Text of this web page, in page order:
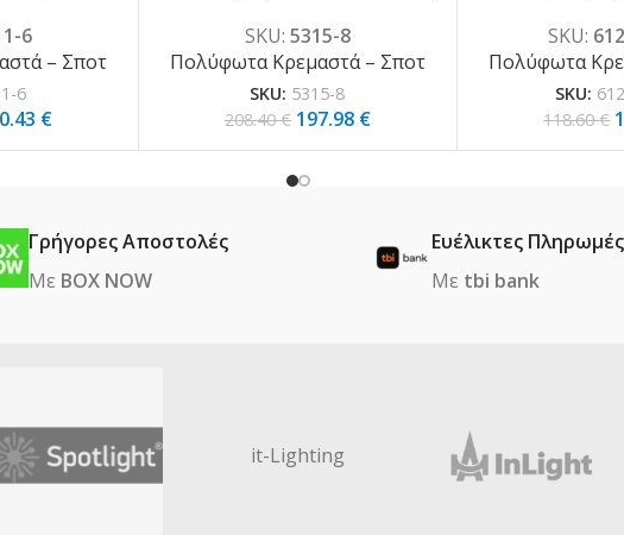
6
– Σποτ
6
€
8)
SKU: 5315-8
Πολύφωτα Κρεμαστά – Σποτ
SKU: 5315-8
208.40€ 197.98 €
SKU:
Πολύφωτα
SKU:
118.60€
Γρήγορες Αποστολές
Με BOX NOW
Ευέλικτες Πληρωμές
Με tbi bank
it-Lighting